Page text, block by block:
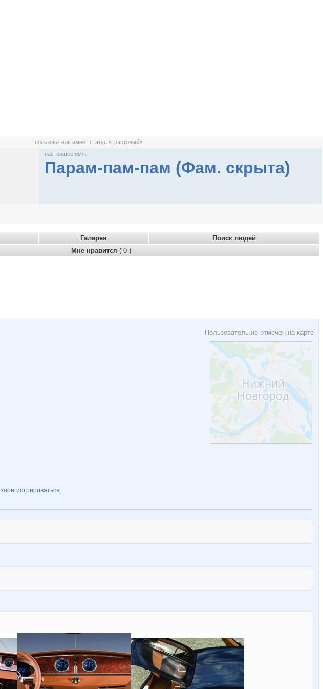
пользователь имеет статус«трастовый»
настоящее имя:
Парам-пам-пам (Фам. скрыта)
Галерея
Поиск людей
Мне нравится ( 0 )
Пользователь не отмечен на карте
зарегистрироваться